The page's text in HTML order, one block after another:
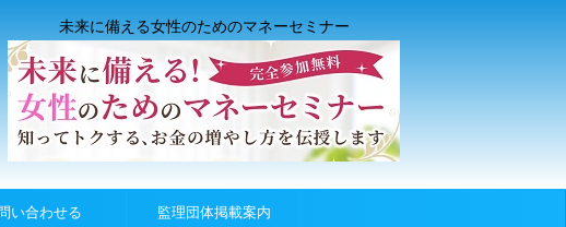
未来に備える女性のためのマネーセミナー
い合わせる 監理団体掲載案内